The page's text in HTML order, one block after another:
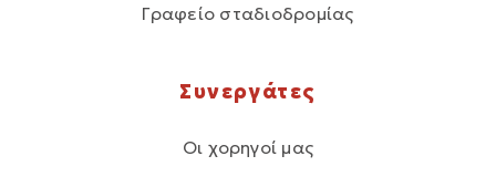
Γραφείο σταδιοδρομίας
Συνεργάτες
Οι χορηγοί μας